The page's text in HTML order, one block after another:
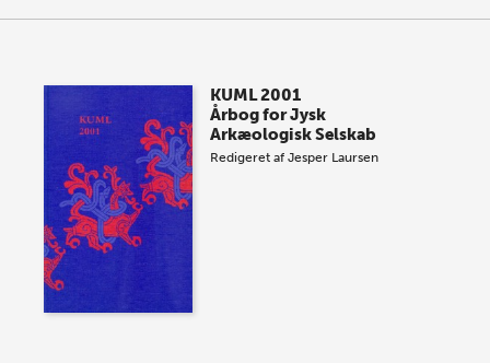
KUML 2001
Årbog for Jysk
Arkæologisk Selskab
Redigeret afJesper Laursen